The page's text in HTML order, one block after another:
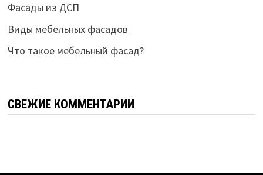
Фасады из ДСП
Виды мебельных фасадов
Что такое мебельный фасад?
СВЕЖИЕ КОММЕНТАРИИ